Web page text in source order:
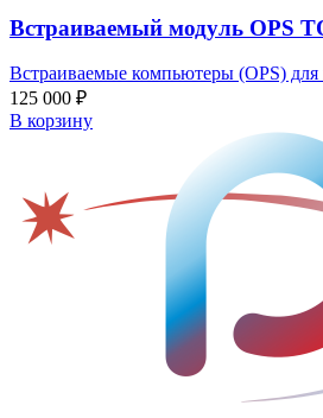
Встраиваемый модуль OPS
Встраиваемые компьютеры (OPS)
125 000 ₽
В корзину